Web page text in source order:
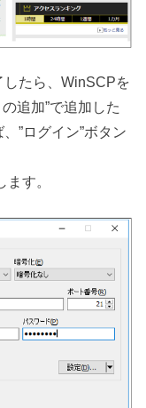
たら、WinSCPを
追加”で追加した
”ログイン”ボタン
す。